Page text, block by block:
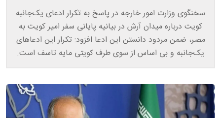
سخنگوی وزارت امور خارجه در پاسخ به تکرار ادعای یک‌جانبه
کویت درباره میدان آرش در بیانیه پایانی سفر امیر کویت به
مصر، ضمن مردود دانستن این ادعا افزود: تکرار این ادعاهای
یک‌جانبه و بی اساس از سوی طرف کویتی مایه تاسف است.